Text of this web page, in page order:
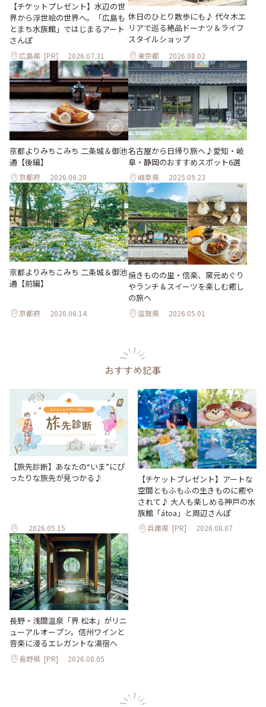
【チケットプレゼント】水辺の世
界から浮世絵の世界へ。「広島も
とまち水族館」ではじまるアート
さんぽ
広島県 [PR] 2026.07.31
休日のひとり散歩にも♪ 代々木エ
リアで巡る絶品ドーナツ＆ライフ
スタイルショップ
東京都 2026.08.02
京都よりみちこみち 二条城＆御池
通【後編】
京都府 2026.06.20
名古屋から日帰り旅へ♪愛知・岐
阜・静岡のおすすめスポット6選
岐阜県 2025.09.23
京都よりみちこみち 二条城＆御池
通【前編】
京都府 2026.06.14
焼きものの里・信楽、窯元めぐり
やランチ＆スイーツを楽しむ癒し
の旅へ
滋賀県 2026.05.01
おすすめ記事
【旅先診断】あなたの“いま”にぴ
ったりな旅先が見つかる♪
2026.05.15
【チケットプレゼント】アートな
空間ともふもふの生きものに癒や
されて♪ 大人も楽しめる神戸の水
族館「átoa」と周辺さんぽ
兵庫県 [PR] 2026.08.07
長野・浅間温泉「界 松本」がリニ
ューアルオープン。信州ワインと
音楽に浸るエレガントな湯宿へ
長野県 [PR] 2026.08.05